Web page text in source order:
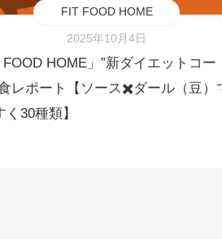
FIT FOOD HOME
2025年10月4日
FOOD HOME」”新ダイエットコー
レポート【ソース✖️ダール（豆）
く30種類】